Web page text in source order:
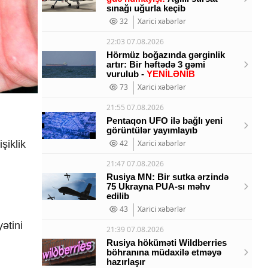
sınağı uğurla keçib
32
Xarici xəbərlər
22:03 07.08.2026
Hörmüz boğazında gərginlik
artır: Bir həftədə 3 gəmi
vurulub - YENİLƏNİB
73
Xarici xəbərlər
21:55 07.08.2026
Pentaqon UFO ilə bağlı yeni
görüntülər yayımlayıb
42
Xarici xəbərlər
21:47 07.08.2026
Rusiya MN: Bir sutka ərzində
75 Ukrayna PUA-sı məhv
edilib
43
Xarici xəbərlər
21:39 07.08.2026
Rusiya höküməti Wildberries
böhranına müdaxilə etməyə
hazırlaşır